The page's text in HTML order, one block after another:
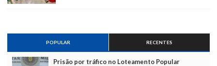
POPULAR RECENTES
Prisão por tráfico no Loteamento Popular